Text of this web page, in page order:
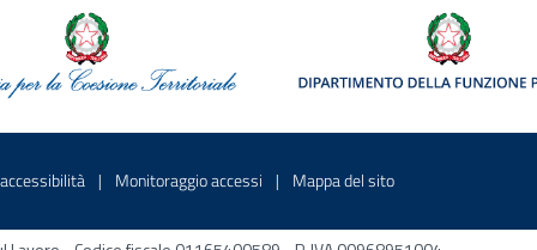
una nuova finestraSito interno - Apre in una nuova finestra
Monitoraggio accessi Sito interno - Apre in una nuova
Mappa del sitoSito interno - Apre